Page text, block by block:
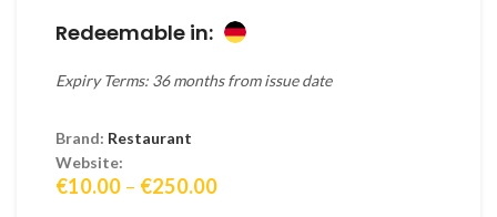
Redeemable in:
Expiry Terms: 36 months from issue date
Brand: Restaurant
Website:
€10.00 – €250.00Price